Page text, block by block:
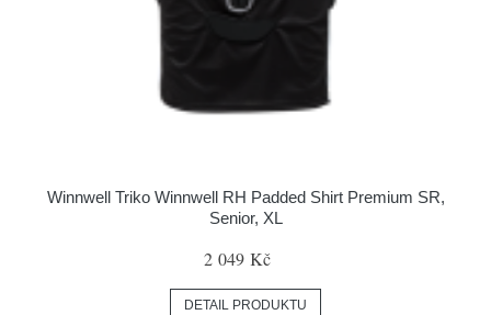
Winnwell Triko Winnwell RH Padded Shirt Premium SR,
Senior, XL
2 049 Kč
DETAIL PRODUKTU